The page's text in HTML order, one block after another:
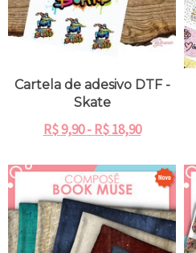
Cartela de adesivo DTF -
Skate
R$9,90 - R$18,90